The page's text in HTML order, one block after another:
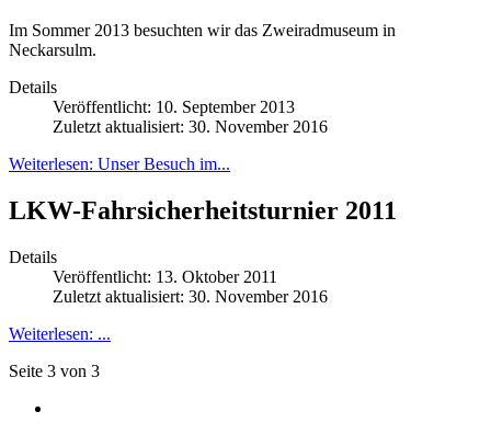
Im Sommer 2013 besuchten wir das Zweiradmuseum in
Neckarsulm.
Details
Veröffentlicht: 10. September 2013
Zuletzt aktualisiert: 30. November 2016
Weiterlesen: Unser Besuch im...
LKW-Fahrsicherheitsturnier 2011
Details
Veröffentlicht: 13. Oktober 2011
Zuletzt aktualisiert: 30. November 2016
Weiterlesen: ...
Seite 3 von 3